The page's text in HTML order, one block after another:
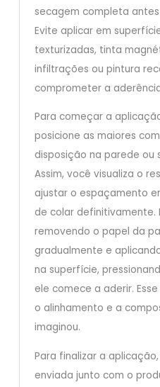
secagem completa
Evite aplicar em
texturizadas, tinta
infiltrações ou pintura
comprometer a
Para começar a
posicione as maiores
disposição na parede ou
Assim, você visualiza o
ajustar o espaçamento
de colar definitivamente.
removendo o papel da
gradualmente e
na superfície,
ele comece a aderir.
o alinhamento e a
imaginou.
Para finalizar a
enviada junto com o